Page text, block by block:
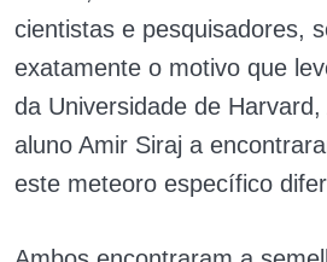
cientistas e pesquisadores,
exatamente o motivo que
da Universidade de
aluno Amir Siraj a
este meteoro específico